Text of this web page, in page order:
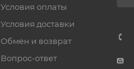
Условия оплаты
Условия доставки
Обмен и возврат
Вопрос-ответ